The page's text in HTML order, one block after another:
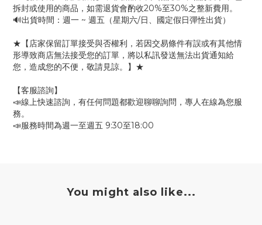
拆封或使用的商品，如需退貨會酌收20%至30%之整新費用。
🔊出貨時間：週一 ~ 週五（星期六/日、國定假日彈性出貨）
★【店家保留訂單接受與否權利，若因交易條件有誤或有其他情
形導致商店無法接受您的訂單，將以私訊發送無法出貨通知給
您，造成您的不便，敬請見諒。】★
【客服諮詢】
📣線上快速諮詢，有任何問題都歡迎聊聊詢問，專人在線為您服
務。
📣服務時間為週一至週五 9:30至18:00
You might also like...